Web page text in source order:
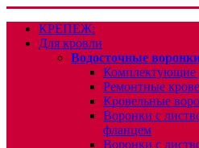
КРЕПЕЖ:
Для кровли
Водосточные
Комплектующие
Ремонтные
Кровельные
Воронки с
фланцем
Воронки с